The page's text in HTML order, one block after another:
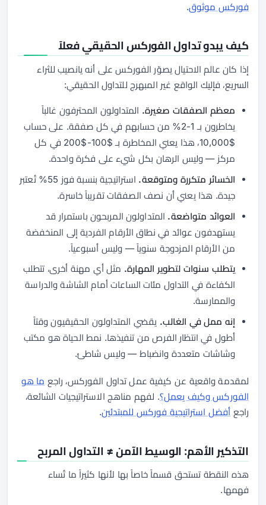
فوركس موثوق.
كيف يبدو تداول الفوركس الحقيقي فعلاً
إذا كان عالم الاحتيال يصوّر الفوركس على أنه يانصيب للثراء
السريع، فإليك الواقع غير المبهرج للتداول الحقيقي:
معظم الصفقات صغيرة. المتداولون المحترفون غالباً
يخاطرون بـ 1-2% من حسابهم في كل صفقة. على حساب
$10,000، هذا يعني المخاطرة بـ $100-$200 في كل
مركز — وليس الرهان بكل شيء على فكرة واحدة.
الخسائر متكررة ومتوقعة.
استراتيجية بنسبة فوز 55% تُعتبر
جيدة. هذا يعني أن نصف الصفقات تقريباً خاسرة.
العوائد متواضعة. المتداولون المربحون باستمرار قد
يستهدفون عوائد في نطاق الأرقام الفردية إلى المنخفضة
من الأرقام المزدوجة سنوياً — وليس أسبوعياً.
يتطلب سنوات لتطوير المهارة. مثل أي مهنة أخرى، تتطلب
الكفاءة في التداول مئات الساعات أمام الشاشة والدراسة
والممارسة.
إنه ممل في الغالب. يقضي المتداولون الحقيقيون وقتاً
أطول في انتظار الفرص من تنفيذها. نمط الحياة هو مكتب
وشاشات متعددة وانضباط — وليس شاطئ.
لمقدمة واقعية عن كيفية عمل تداول الفوركس، راجع ما هو
الفوركس وكيف يعمل؟. لفهم مناهج الاستراتيجيات الشائعة،
راجع أفضل استراتيجية فوركس للمبتدئين.
التذكير الأهم: الوسيط الآمن ≠ التداول المربح
هذه النقطة تستحق قسماً خاصاً بها لأنها كثيراً ما تُساء
فهمها.